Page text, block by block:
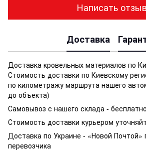
Написать отзыв
Доставка
Доставка кровельных материалов по
Стоимость доставки по Киевскому
по километражу маршрута нашего
до объекта)
Самовывоз с нашего склада -
Стоимость доставки курьером
Доставка по Украине - «Новой
перевозчика